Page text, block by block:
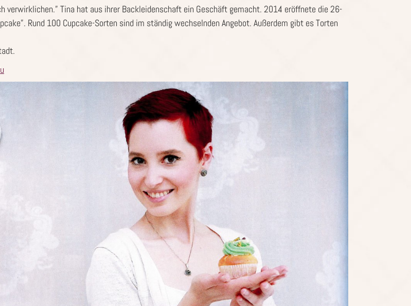
verwirklichen.” Tina hat aus ihrer Backleidenschaft ein Geschäft gemacht. 2014 eröffnete die 26-
Rund 100 Cupcake-Sorten sind im ständig wechselnden Angebot. Außerdem gibt es Torten